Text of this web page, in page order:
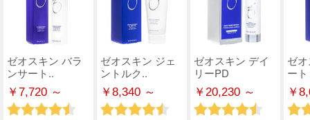
ゼオスキン バラ
ンサート..
￥7,720 ～
ゼオスキン ジェ
ントルク..
￥8,340 ～
ゼオスキン デイ
リーPD
￥20,230 ～
ゼ
ー
￥